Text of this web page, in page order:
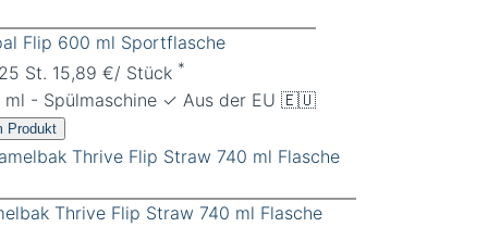
Flip 600 ml Sportflasche
St. 15,89 €/ Stück *
ml - Spülmaschine ✓ Aus der EU 🇪🇺
Produkt
Thrive Flip Straw 740 ml Flasche